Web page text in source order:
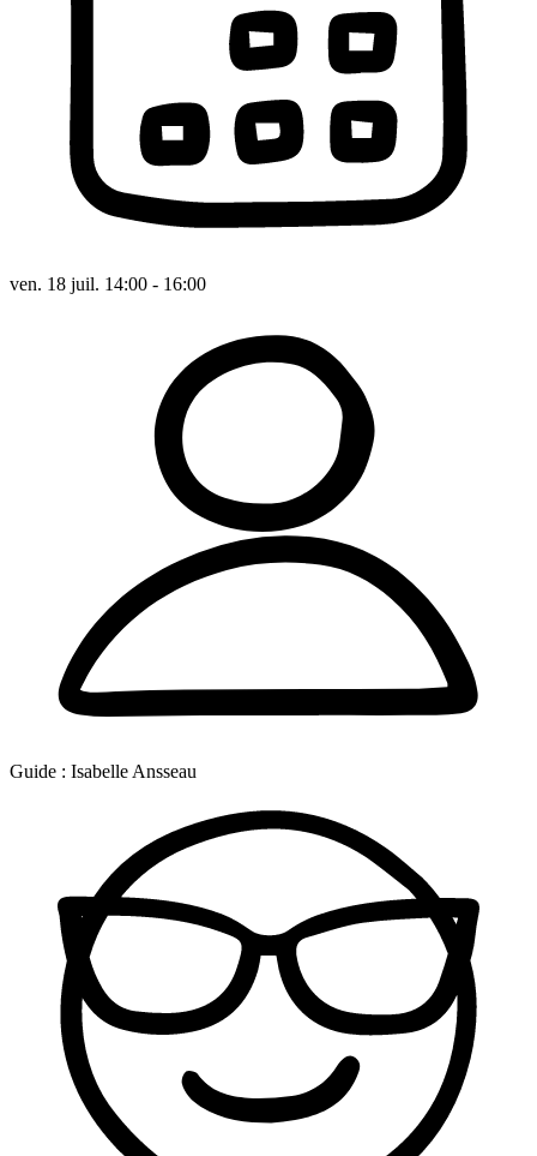
ven. 18 juil. 14:00 - 16:00
Guide : Isabelle Ansseau